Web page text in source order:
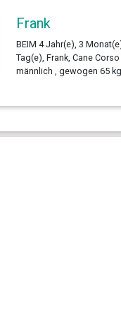
Frank
BEIM 4 Jahr(e), 3
Tag(e), Frank, Cane Corso
männlich , gewogen 65 kg.